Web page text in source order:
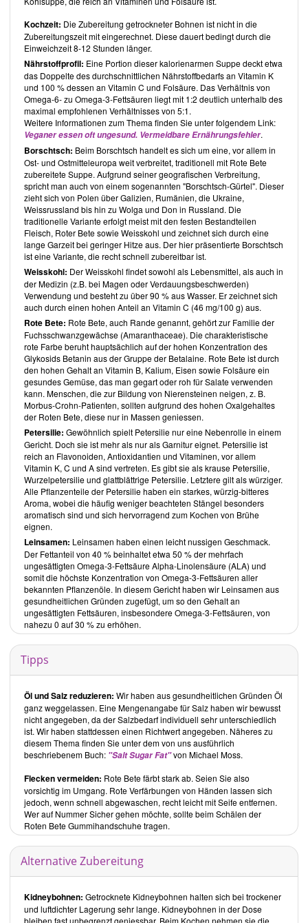
Kochzeit: Die Zubereitung getrockneter Bohnen ist nicht in die
Zubereitungszeit mit eingerechnet. Diese dauert bedingt durch die
Einweichzeit 8-12 Stunden länger.
Nährstoffprofil: Eine Portion dieser kalorienarmen Suppe deckt etwa
das Doppelte des durchschnittlichen Nährstoffbedarfs an Vitamin K
und 100 % dessen an Vitamin C und Folsäure. Das Verhältnis von
Omega-6- zu Omega-3-Fettsäuren liegt mit 1:2 deutlich unterhalb des
maximal empfohlenen Verhältnisses von 5:1.
Weitere Informationen zum Thema finden Sie unter folgendem Link:
Veganer essen oft ungesund. Vermeidbare Ernährungsfehler.
Borschtsch: Beim Borschtsch handelt es sich um eine, vor allem in
Ost- und Ostmitteleuropa weit verbreitet, traditionell mit Rote Bete
zubereitete Suppe. Aufgrund seiner geografischen Verbreitung,
spricht man auch von einem sogenannten "Borschtsch-Gürtel". Dieser
zieht sich von Polen über Galizien, Rumänien, die Ukraine,
Weissrussland bis hin zu Wolga und Don in Russland. Die
traditionelle Variante erfolgt meist mit den festen Bestandteilen
Fleisch, Roter Bete sowie Weisskohl und zeichnet sich durch eine
lange Garzeit bei geringer Hitze aus. Der hier präsentierte Borschtsch
ist eine Variante, die recht schnell zubereitbar ist.
Weisskohl: Der Weisskohl findet sowohl als Lebensmittel, als auch in
der Medizin (z.B. bei Magen oder Verdauungsbeschwerden)
Verwendung und besteht zu über 90 % aus Wasser. Er zeichnet sich
auch durch einen hohen Anteil an Vitamin C (46 mg/100 g) aus.
Rote Bete: Rote Bete, auch Rande genannt, gehört zur Familie der
Fuchsschwanzgewächse (Amaranthaceae). Die charakteristische
rote Farbe beruht hauptsächlich auf der hohen Konzentration des
Glykosids Betanin aus der Gruppe der Betalaine. Rote Bete ist durch
den hohen Gehalt an Vitamin B, Kalium, Eisen sowie Folsäure ein
gesundes Gemüse, das man gegart oder roh für Salate verwenden
kann. Menschen, die zur Bildung von Nierensteinen neigen, z. B.
Morbus-Crohn-Patienten, sollten aufgrund des hohen Oxalgehaltes
der Roten Bete, diese nur in Massen geniessen.
Petersilie: Gewöhnlich spielt Petersilie nur eine Nebenrolle in einem
Gericht. Doch sie ist mehr als nur als Garnitur eignet. Petersilie ist
reich an Flavonoiden, Antioxidantien und Vitaminen, vor allem
Vitamin K, C und A sind vertreten. Es gibt sie als krause Petersilie,
Wurzelpetersilie und glattblättrige Petersilie. Letztere gilt als würziger.
Alle Pflanzenteile der Petersilie haben ein starkes, würzig-bitteres
Aroma, wobei die häufig weniger beachteten Stängel besonders
aromatisch sind und sich hervorragend zum Kochen von Brühe
eignen.
Leinsamen: Leinsamen haben einen leicht nussigen Geschmack.
Der Fettanteil von 40 % beinhaltet etwa 50 % der mehrfach
ungesättigten Omega-3-Fettsäure Alpha-Linolensäure (ALA) und
somit die höchste Konzentration von Omega-3-Fettsäuren aller
bekannten Pflanzenöle. In diesem Gericht haben wir Leinsamen aus
gesundheitlichen Gründen zugefügt, um so den Gehalt an
ungesättigten Fettsäuren, insbesondere Omega-3-Fettsäuren, von
nahezu 0 auf 30 % zu erhöhen.
Tipps
Öl und Salz reduzieren: Wir haben aus gesundheitlichen Gründen Öl
ganz weggelassen. Eine Mengenangabe für Salz haben wir bewusst
nicht angegeben, da der Salzbedarf individuell sehr unterschiedlich
ist. Wir haben stattdessen einen Richtwert angegeben. Näheres zu
diesem Thema finden Sie unter dem von uns ausführlich
beschriebenem Buch: "Salt Sugar Fat"von Michael Moss.
Flecken vermeiden: Rote Bete färbt stark ab. Seien Sie also
vorsichtig im Umgang. Rote Verfärbungen von Händen lassen sich
jedoch, wenn schnell abgewaschen, recht leicht mit Seife entfernen.
Wer auf Nummer Sicher gehen möchte, sollte beim Schälen der
Roten Bete Gummihandschuhe tragen.
Alternative Zubereitung
Kidneybohnen: Getrocknete Kidneybohnen halten sich bei trockener
und luftdichter Lagerung sehr lange. Kidneybohnen in der Dose
bleiben fast unbegrenzt geniessbar. Beim Kochen nehmen sie die